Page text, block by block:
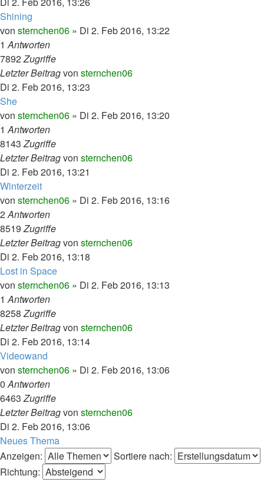
Shining
von sternchen06 » Di 2. Feb 2016, 13:22
1Antworten
7892Zugriffe
Letzter Beitragvon sternchen06
Di 2. Feb 2016, 13:23
She
von sternchen06 » Di 2. Feb 2016, 13:20
1Antworten
8143Zugriffe
Letzter Beitragvon sternchen06
Di 2. Feb 2016, 13:21
Winterzeit
von sternchen06 » Di 2. Feb 2016, 13:16
2Antworten
8519Zugriffe
Letzter Beitragvon sternchen06
Di 2. Feb 2016, 13:18
Lost in Space
von sternchen06 » Di 2. Feb 2016, 13:13
1Antworten
8258Zugriffe
Letzter Beitragvon sternchen06
Di 2. Feb 2016, 13:14
Videowand
von sternchen06 » Di 2. Feb 2016, 13:06
0Antworten
6463Zugriffe
Letzter Beitragvon sternchen06
Di 2. Feb 2016, 13:06
Neues Thema
Anzeigen:
Sortiere nach:
Richtung: